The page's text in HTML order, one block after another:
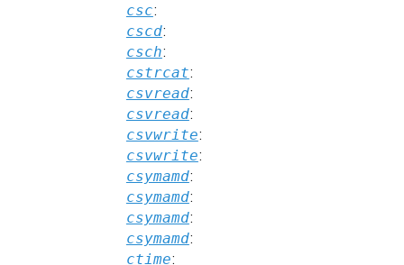
csc:
cscd:
csch:
cstrcat:
csvread:
csvread:
csvwrite:
csvwrite:
csymamd:
csymamd:
csymamd:
csymamd:
ctime: